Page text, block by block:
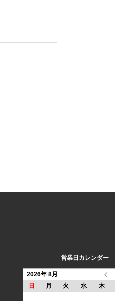
営業日カレンダー
2026年 8月
日
月 火 水 木